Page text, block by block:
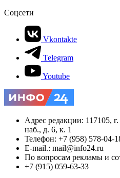
Соцсети
Vkontakte
Telegram
Youtube
Адрес редакции: 117105,
наб., д. 6, к. 1
Телефон: +7 (958) 578-04-
E-mail.: mail@info24.ru
По вопросам рекламы и
+7 (915) 059-63-33